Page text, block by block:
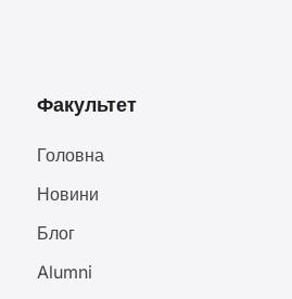
Факультет
Головна
Новини
Блог
Alumni